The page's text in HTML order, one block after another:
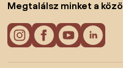
Megtalálsz minket a